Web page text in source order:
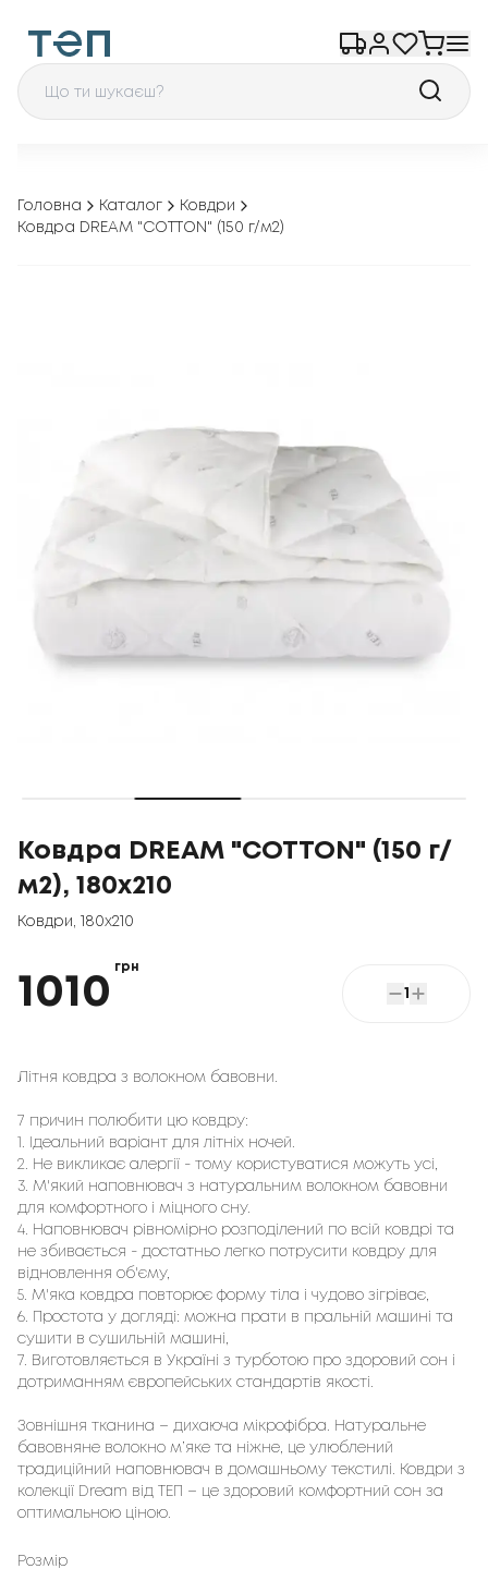
Головна Каталог
Ковдри
Ковдра DREAM "COTTON" (150 г/м2)
Ковдра DREAM "COTTON" (150 г/
м2), 180x210
Ковдри 180x210
1010
грн
1
Літня ковдра з волокном бавовни.
7 причин полюбити цю ковдру:
1. Ідеальний варіант для літніх ночей.
2. Не викликає алергії - тому користуватися можуть усі,
3. М'який наповнювач з натуральним волокном бавовни
для комфортного і міцного сну.
4. Наповнювач рівномірно розподілений по всій ковдрі та
не збивається - достатньо легко потрусити ковдру для
відновлення об'єму,
5. М'яка ковдра повторює форму тіла і чудово зігріває,
6. Простота у догляді: можна прати в пральній машині та
сушити в сушильній машині,
7. Виготовляється в Україні з турботою про здоровий сон і
Зовнішня тканина – дихаюча мікрофібра. Натуральне
бавовняне волокно м’яке та ніжне, це улюблений
традиційний наповнювач в домашньому текстилі. Ковдри з
колекції Dream від ТЕП – це здоровий комфортний сон за
оптимальною ціною.
Розмір